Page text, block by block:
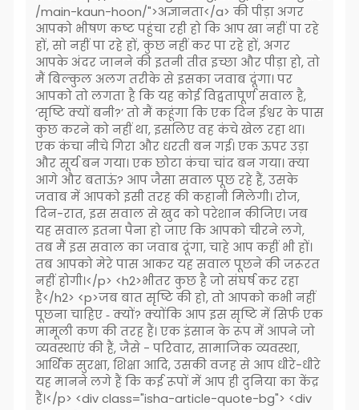
/main-kaun-hoon/">अज्ञानता</a> की पीड़ा अगर
आपको भीषण कष्ट पहुंचा रही हो कि आप खा नहीं पा रहे
हों, सो नहीं पा रहे हों, कुछ नहीं कर पा रहे हों, अगर
आपके अंदर जानने की इतनी तीव्र इच्छा और पीड़ा हो, तो
मैं बिल्कुल अलग तरीके से इसका जवाब दूंगा। पर
आपको तो लगता है कि यह कोई विद्वतापूर्ण सवाल है,
‘सृष्टि क्यों बनी?’ तो मैं कहूंगा कि एक दिन ईश्वर के पास
कुछ करने को नहीं था, इसलिए वह कंचे खेल रहा था।
एक कंचा नीचे गिरा और धरती बन गई। एक ऊपर उड़ा
और सूर्य बन गया। एक छोटा कंचा चांद बन गया। क्या
आगे और बताऊं? आप जैसा सवाल पूछ रहे हैं, उसके
जवाब में आपको इसी तरह की कहानी मिलेगी। रोज,
दिन-रात, इस सवाल से खुद को परेशान कीजिए। जब
यह सवाल इतना पैना हो जाए कि आपको चीरने लगे,
तब मैं इस सवाल का जवाब दूंगा, चाहे आप कहीं भी हों।
तब आपको मेरे पास आकर यह सवाल पूछने की जरूरत
नहीं होगी।</p> <h2>भीतर कुछ है जो संघर्ष कर रहा
है</h2> <p>जब बात सृष्टि की हो, तो आपको कभी नहीं
पूछना चाहिए ‐ क्यों? क्योंकि आप इस सृष्टि में सिर्फ एक
मामूली कण की तरह हैं। एक इंसान के रूप में आपने जो
व्यवस्थाएं की हैं, जैसे - परिवार, सामाजिक व्यवस्था,
आर्थिक सुरक्षा, शिक्षा आदि, उसकी वजह से आप धीरे-धीरे
यह मानने लगे हैं कि कई रूपों में आप ही दुनिया का केंद्र
हैं।</p> <div class="isha-article-quote-bg"> <div